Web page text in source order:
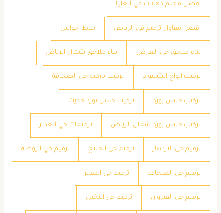
افضل معلم دهانات في العليا
افضل مقاول ترميم في الرياض بلاط احواش
بناء ملاحق حي العارض بناء ملاحق شمال الرياض
تركيب الواح الشيبورد تركيب باركيه حي الصحافة
تركيب جبس بورد تركيب جبس بورد حديث
تركيب جبس بورد شمال الرياض ترميمات حي الغدير
ترميم حي الازدهار ترميم حي الخليج ترميم حي الروضه
ترميم حي الصحافه ترميم حي الغدير
ترميم حي القيروان ترميم حي النخيل